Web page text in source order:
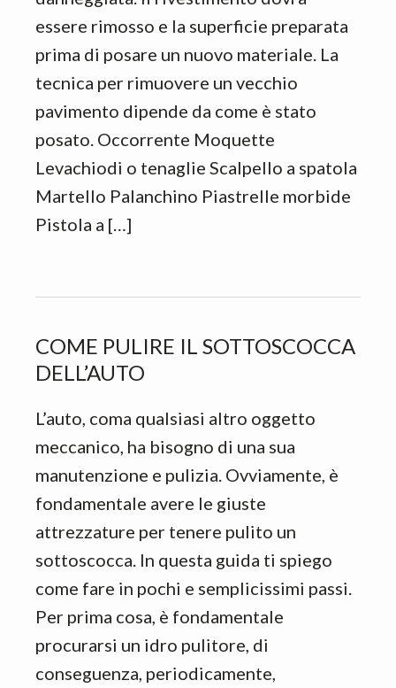
essere rimosso e la superficie preparata
prima di posare un nuovo materiale. La
tecnica per rimuovere un vecchio
pavimento dipende da come è stato
posato. Occorrente Moquette
Levachiodi o tenaglie Scalpello a spatola
Martello Palanchino Piastrelle morbide
Pistola a […]
COME PULIRE IL SOTTOSCOCCA
DELL’AUTO
L’auto, coma qualsiasi altro oggetto
meccanico, ha bisogno di una sua
manutenzione e pulizia. Ovviamente, è
fondamentale avere le giuste
attrezzature per tenere pulito un
sottoscocca. In questa guida ti spiego
come fare in pochi e semplicissimi passi.
Per prima cosa, è fondamentale
procurarsi un idro pulitore, di
conseguenza, periodicamente,